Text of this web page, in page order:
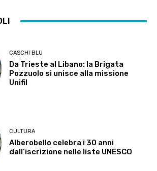
CASCHI BLU
Da Trieste al Libano: la Brigata
Pozzuolo si unisce alla missione
Unifil
CULTURA
Alberobello celebra i 30 anni
dall’iscrizione nelle liste UNESCO